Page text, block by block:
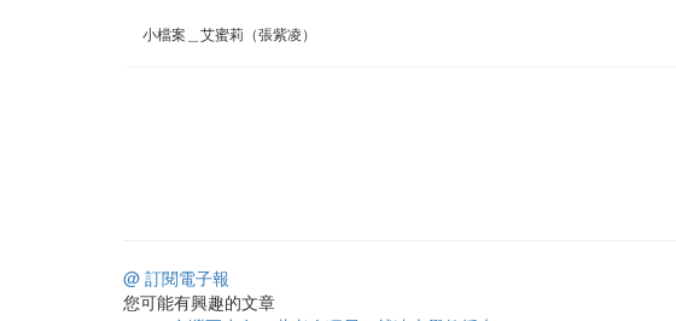
小檔案＿艾蜜莉（張紫凌）
@ 訂閱電子報
您可能有興趣的文章